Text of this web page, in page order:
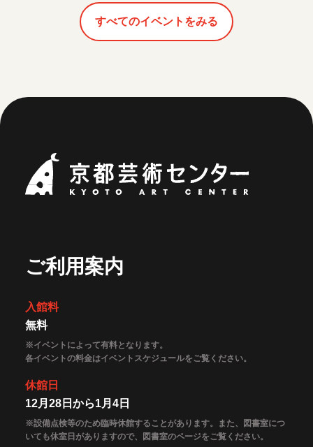
すべてのイベントをみる
ご利用案内
入館料
無料
※イベントによって有料となります。
各イベントの料金はイベントスケジュールをご覧ください。
休館日
12月28日から1月4日
※設備点検等のため臨時休館することがあります。また、図書室につ
いても休室日がありますので、図書室のページをご覧ください。